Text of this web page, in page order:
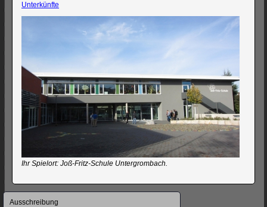
Unterkünfte
Ihr Spielort: Joß-Fritz-Schule Untergrombach.
Navigation
Ausschreibung